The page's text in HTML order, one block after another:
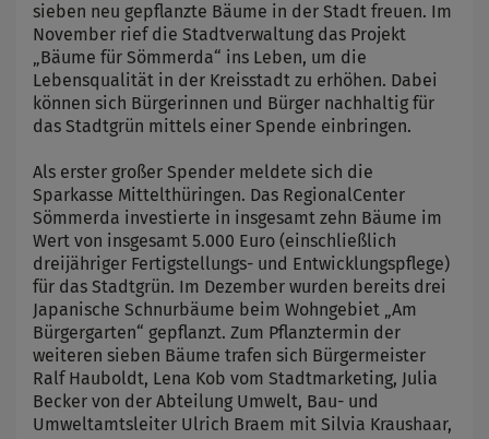
sieben neu gepflanzte Bäume in der Stadt freuen. Im
November rief die Stadtverwaltung das Projekt
„Bäume für Sömmerda“ ins Leben, um die
Lebensqualität in der Kreisstadt zu erhöhen. Dabei
können sich Bürgerinnen und Bürger nachhaltig für
das Stadtgrün mittels einer Spende einbringen.
Als erster großer Spender meldete sich die
Sparkasse Mittelthüringen. Das RegionalCenter
Sömmerda investierte in insgesamt zehn Bäume im
Wert von insgesamt 5.000 Euro (einschließlich
dreijähriger Fertigstellungs- und Entwicklungspflege)
für das Stadtgrün. Im Dezember wurden bereits drei
Japanische Schnurbäume beim Wohngebiet „Am
Bürgergarten“ gepflanzt. Zum Pflanztermin der
weiteren sieben Bäume trafen sich Bürgermeister
Ralf Hauboldt, Lena Kob vom Stadtmarketing, Julia
Becker von der Abteilung Umwelt, Bau- und
Umweltamtsleiter Ulrich Braem mit Silvia Kraushaar,